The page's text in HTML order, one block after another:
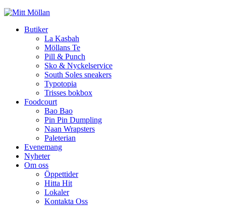
Butiker
La Kasbah
Möllans Te
Pill & Punch
Sko & Nyckelservice
South Soles sneakers
Typotopia
Trisses bokbox
Foodcourt
Bao Bao
Pin Pin Dumpling
Naan Wrapsters
Paleterian
Evenemang
Nyheter
Om oss
Öppettider
Hitta Hit
Lokaler
Kontakta Oss